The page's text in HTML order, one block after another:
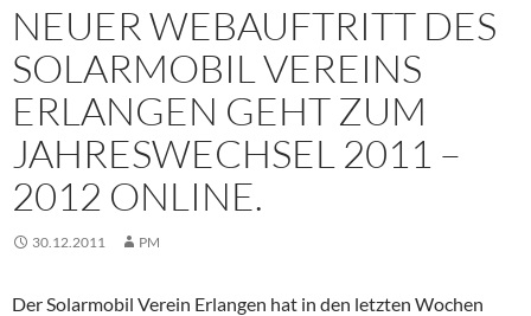
NEUER WEBAUFTRITT DES
SOLARMOBIL VEREINS
ERLANGEN GEHT ZUM
JAHRESWECHSEL 2011 –
2012 ONLINE.
30.12.2011 PM
Der Solarmobil Verein Erlangen hat in den letzten Wochen